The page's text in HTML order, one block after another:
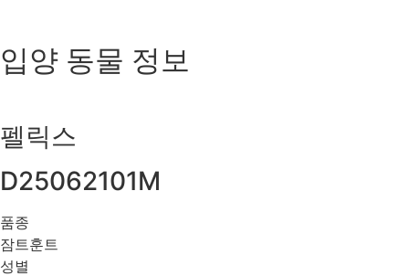
입양 동물 정보
펠릭스
D25062101M
품종
잠트훈트
성별